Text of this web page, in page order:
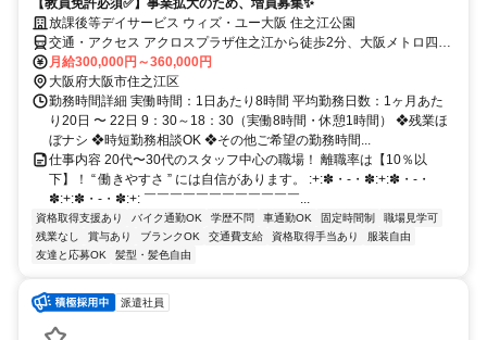
放課後等デイサービス ウィズ・ユー大阪 住之江公園
交通・アクセス アクロスプラザ住之江から徒歩2分、大阪メトロ四ツ
橋線「住之江公園駅」から徒歩4分、南海「堺駅」から車で10分、
JR「天王寺駅」から車で20分 ＊車・バイク・自転車通勤OK！交通費
規定支給
月給300,000円～360,000円
大阪府大阪市住之江区
勤務時間詳細 実働時間：1日あたり8時間 平均勤務日数：1ヶ月あた
り20日 〜 22日 9：30～18：30（実働8時間・休憩1時間） ❖残業ほ
ぼナシ ❖時短勤務相談OK ❖その他ご希望の勤務時間...
仕事内容 20代〜30代のスタッフ中心の職場！ 離職率は【10％以
下】！ “ 働きやすさ ” には自信があります。 :+:✽・-・✽:+:✽・-・
✽:+:✽・-・✽:+: ￣￣￣￣￣￣￣￣￣￣￣￣...
資格取得支援あり バイク通勤OK 学歴不問 車通勤OK 固定時間制
職場見学可
残業なし
賞与あり ブランクOK 交通費支給 資格取得手当あり
服装自由
友達と応募OK
髪型・髪色自由
派遣社員